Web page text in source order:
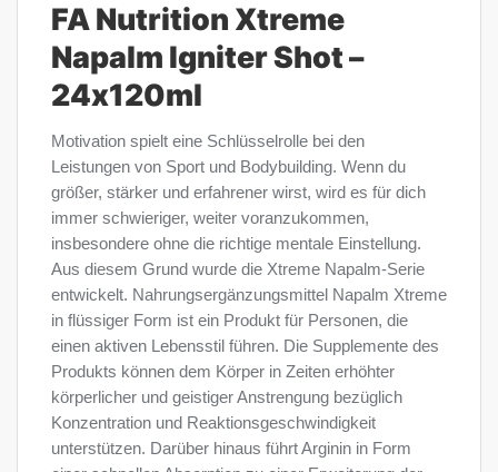
FA Nutrition Xtreme
Napalm Igniter Shot –
24x120ml
Motivation spielt eine Schlüsselrolle bei den
Leistungen von Sport und Bodybuilding. Wenn du
größer, stärker und erfahrener wirst, wird es für dich
immer schwieriger, weiter voranzukommen,
insbesondere ohne die richtige mentale Einstellung.
Aus diesem Grund wurde die Xtreme Napalm-Serie
entwickelt. Nahrungsergänzungsmittel Napalm Xtreme
in flüssiger Form ist ein Produkt für Personen, die
einen aktiven Lebensstil führen. Die Supplemente des
Produkts können dem Körper in Zeiten erhöhter
körperlicher und geistiger Anstrengung bezüglich
Konzentration und Reaktionsgeschwindigkeit
unterstützen. Darüber hinaus führt Arginin in Form